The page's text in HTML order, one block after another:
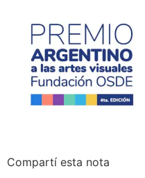
Compartí esta nota